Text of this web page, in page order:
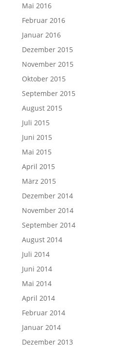
Mai 2016
Februar 2016
Januar 2016
Dezember 2015
November 2015
Oktober 2015
September 2015
August 2015
Juli 2015
Juni 2015
Mai 2015
April 2015
März 2015
Dezember 2014
November 2014
September 2014
August 2014
Juli 2014
Juni 2014
Mai 2014
April 2014
Februar 2014
Januar 2014
Dezember 2013